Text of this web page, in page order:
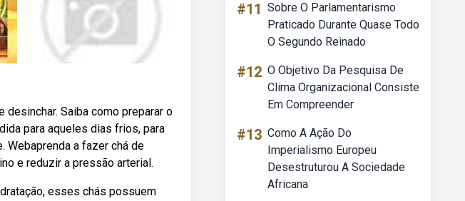
desinchar. Saiba como preparar o
para aqueles dias frios, para
Webaprenda a fazer chá de
e reduzir a pressão arterial.
esses chás possuem
#11 Sobre O Parlamentarismo
Praticado Durante Quase Todo
O Segundo Reinado
#12 O Objetivo Da Pesquisa De
Clima Organizacional Consiste
Em Compreender
#13 Como A Ação Do
Imperialismo Europeu
Desestruturou A Sociedade
Africana